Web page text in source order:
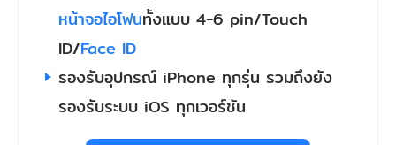
หน้าจอไอโฟนทั้งแบบ 4-6 pin/Touch
ID/Face ID
รองรับอุปกรณ์ iPhone ทุกรุ่น รวมถึงยัง
รองรับระบบ iOS ทุกเวอร์ชัน